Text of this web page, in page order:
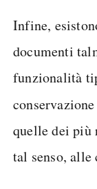
Infine,
documenti
funzionalità
quelle dei più
tal senso,